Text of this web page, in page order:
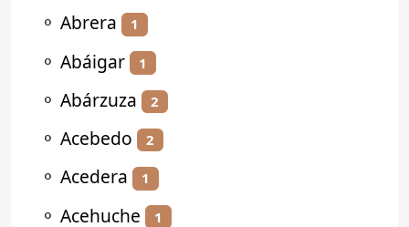
⚬ Abrera 1
⚬ Abáigar 1
⚬ Abárzuza 2
⚬ Acebedo 2
⚬ Acedera 1
⚬ Acehuche 1